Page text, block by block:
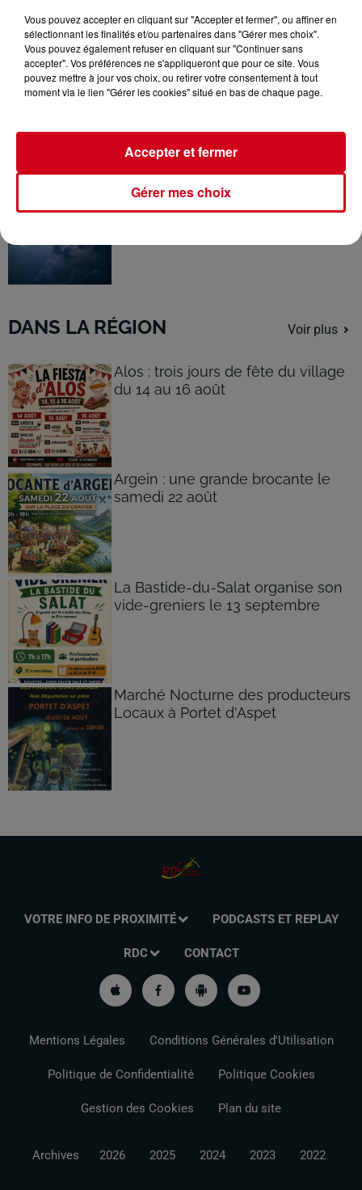
Ariège : trois incendies de
montagne toujours mobilisateurs
Ariège : vigilance orange pour
orages, de violents phénomènes...
DANS LA RÉGION Voir plus
Alos : trois jours de fête du village
du 14 au 16 août
Argein : une grande brocante le
samedi 22 août
La Bastide-du-Salat organise son
vide-greniers le 13 septembre
Marché Nocturne des producteurs
Locaux à Portet d'Aspet
VOTRE INFO DE PROXIMITÉ PODCASTS ET REPLAY
RDC CONTACT
Mentions Légales Conditions Générales d'Utilisation
Politique de Confidentialité Politique Cookies
Gestion des Cookies Plan du site
Archives 2026 2025 2024 2023 2022
Vous pouvez accepter en cliquant sur "Accepter et fermer", ou affiner en
sélectionnant les finalités et/ou partenaires dans "Gérer mes choix".
Vous pouvez également refuser en cliquant sur "Continuer sans
accepter". Vos préférences ne s'appliqueront que pour ce site. Vous
pouvez mettre à jour vos choix, ou retirer votre consentement à tout
moment via le lien "Gérer les cookies" situé en bas de chaque page.
Gérer mes choix
Accepter et fermer